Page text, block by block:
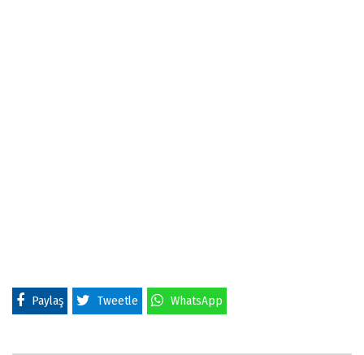
Paylaş Tweetle WhatsApp